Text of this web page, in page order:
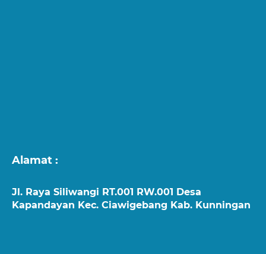
Alamat :
Jl. Raya Siliwangi RT.001 RW.001 Desa
Kapandayan Kec. Ciawigebang Kab. Kunningan